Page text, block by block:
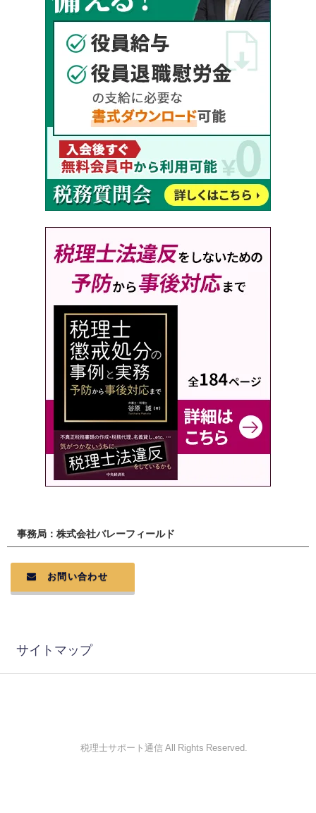
事務局：株式会社バレーフィールド
お問い合わせ
サイトマップ
© 税理士サポート通信 All Rights Reserved.